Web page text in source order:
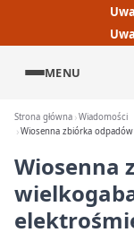
MENU
Strona główna Wiadomości
Wiosenna zbiórka
Wiosenna